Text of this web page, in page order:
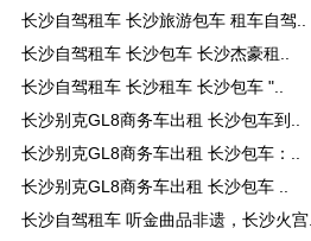
长沙自驾租车 长沙旅游包车 租车自驾..
长沙自驾租车 长沙包车 长沙杰豪租..
长沙自驾租车 长沙租车 长沙包车 "..
长沙别克GL8商务车出租 长沙包车到..
长沙别克GL8商务车出租 长沙包车：..
长沙别克GL8商务车出租 长沙包车 ..
长沙自驾租车 听金曲品非遗，长沙火宫..